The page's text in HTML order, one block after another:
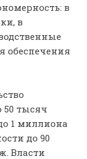
в
в
обеспечения
тысяч
1 миллиона
до 90
Власти